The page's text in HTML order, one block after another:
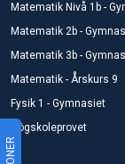
Matematik Nivå 1b -
Matematik 2b -
Matematik 3b -
Matematik - Årskurs 9
Fysik 1 - Gymnasiet
Högskoleprovet